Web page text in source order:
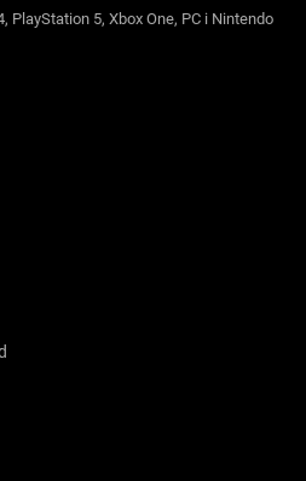
PlayStation 5, Xbox One, PC i Nintendo